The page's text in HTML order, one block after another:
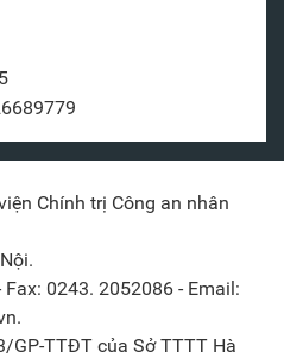
Chính trị Công an nhân
0243. 2052086 - Email:
GP-TTĐT của Sở TTTT Hà